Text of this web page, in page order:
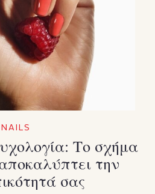
NAILS
Το σχήμα
την
σας